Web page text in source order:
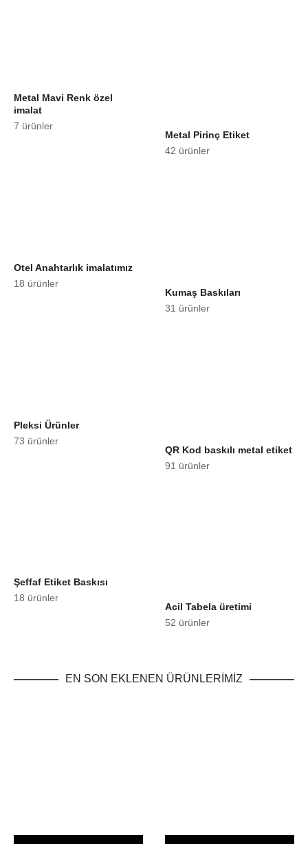
Metal Mavi Renk özel
imalat
7 ürünler
Metal Pirinç Etiket
42 ürünler
Otel Anahtarlık imalatımız
18 ürünler
Kumaş Baskıları
31 ürünler
Pleksi Ürünler
73 ürünler
QR Kod baskılı metal etiket
91 ürünler
Şeffaf Etiket Baskısı
18 ürünler
Acil Tabela üretimi
52 ürünler
EN SON EKLENEN ÜRÜNLERİMİZ